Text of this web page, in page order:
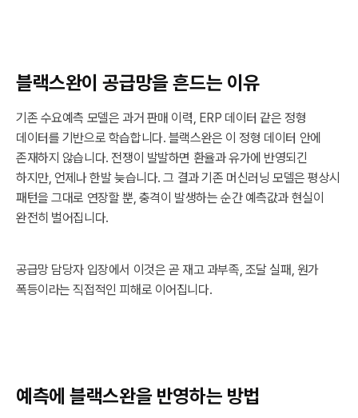
블랙스완이 공급망을 흔드는 이유
기존 수요예측 모델은 과거 판매 이력, ERP 데이터 같은 정형
데이터를 기반으로 학습합니다. 블랙스완은 이 정형 데이터 안에
존재하지 않습니다. 전쟁이 발발하면 환율과 유가에 반영되긴
하지만, 언제나 한발 늦습니다. 그 결과 기존 머신러닝 모델은 평상시
패턴을 그대로 연장할 뿐, 충격이 발생하는 순간 예측값과 현실이
완전히 벌어집니다.
공급망 담당자 입장에서 이것은 곧 재고 과부족, 조달 실패, 원가
폭등이라는 직접적인 피해로 이어집니다.
예측에 블랙스완을 반영하는 방법